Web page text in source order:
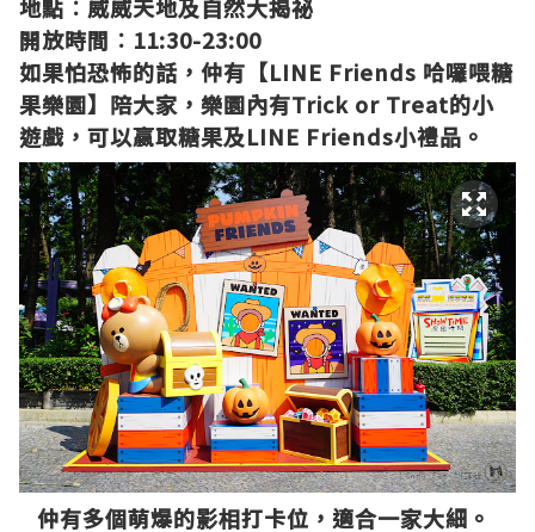
地點︰威威天地及自然大揭祕
開放時間︰11:30-23:00
如果怕恐怖的話，仲有【LINE Friends 哈囉喂糖
果樂園】陪大家， 樂園內有Trick or Treat的小
遊戲，可以嬴取糖果及LINE Friends小禮品。
仲有多個萌爆的影相打卡位，適合一家大細。